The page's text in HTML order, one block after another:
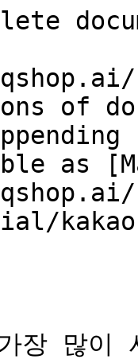
of
as
장 많이